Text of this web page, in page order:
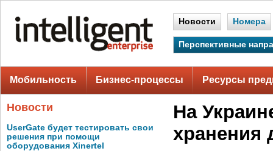
Новости Номера
Перспективные
Мобильность Бизнес-процессы Ресурсы
Новости
UserGate будет тестировать свои
решения при помощи
оборудования Xinertel
На
хранения